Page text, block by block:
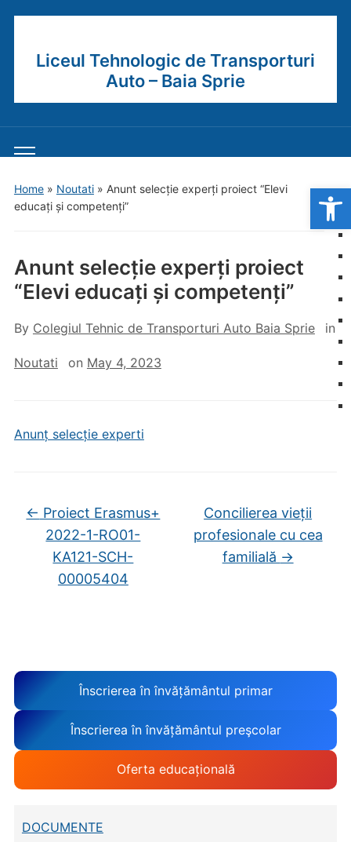
Liceul Tehnologic de Transporturi
Auto – Baia Sprie
Toggle
menu
Home» Noutati» Anunt selecție experți proiect “Elevi
educați și competenți”
Înscrierea în învățământul primar
Înscrierea în învățământul preşcolar
Oferta educațională
DOCUMENTE
Anunt selecție experți proiect
“Elevi educați și competenți”
By Colegiul Tehnic de Transporturi Auto Baia Sprie in
Noutati on May 4, 2023
Anunț selecție experti
← Proiect Erasmus+
2022-1-RO01-
KA121-SCH-
00005404
Concilierea vieții
profesionale cu cea
familială →